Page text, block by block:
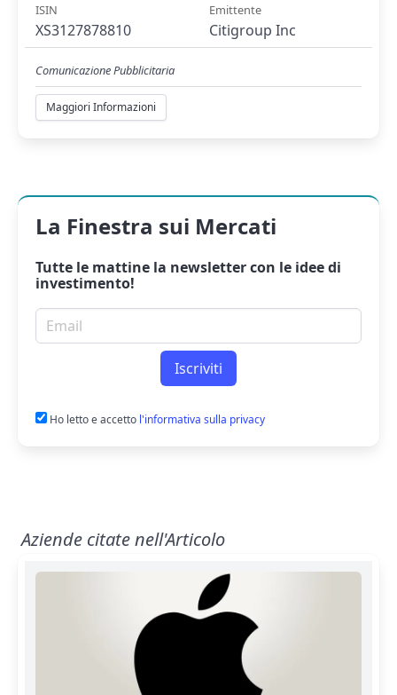
ISIN
XS3127878810
Emittente
Citigroup Inc
Comunicazione Pubblicitaria
Maggiori Informazioni
La Finestra sui Mercati
Tutte le mattine la newslettercon le idee di
investimento!
Email per newsletter
Iscriviti
Ho letto e accetto l'informativa sulla privacy
Aziende citate nell'Articolo